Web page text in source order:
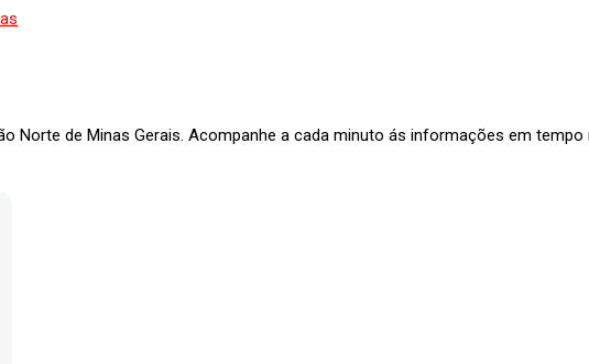
Norte de Minas Gerais. Acompanhe a cada minuto ás informações em